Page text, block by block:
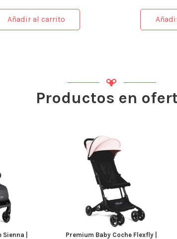
Añadir al carrito
Productos en
|
Premium Baby Coche Flexfly |